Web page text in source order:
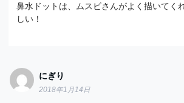
鼻水ドットは、ムスビさんがよく描いてく
しい！
にぎり
2018年1月14日